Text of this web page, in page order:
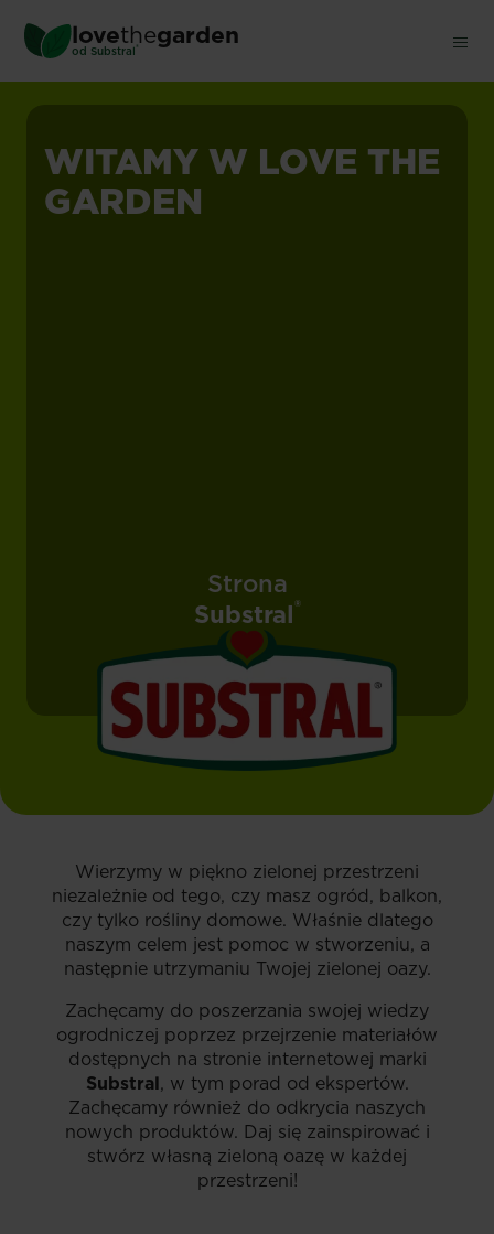
main
content
lovethegarden
od Substral ®
WITAMY W LOVE THE
GARDEN
Strona
Substral®
Wierzymy w piękno zielonej przestrzeni
niezależnie od tego, czy masz ogród, balkon,
czy tylko rośliny domowe. Właśnie dlatego
naszym celem jest pomoc w stworzeniu, a
następnie utrzymaniu Twojej zielonej oazy.
Zachęcamy do poszerzania swojej wiedzy
ogrodniczej poprzez przejrzenie materiałów
dostępnych na stronie internetowej marki
Substral, w tym porad od ekspertów.
Zachęcamy również do odkrycia naszych
nowych produktów. Daj się zainspirować i
stwórz własną zieloną oazę w każdej
przestrzeni!